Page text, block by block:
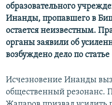
образовательного
Инанды, пропавшего в
остается неизвестным.
органы заявили об
возбуждено дело по
Исчезновение Инанды
общественный резонанс.